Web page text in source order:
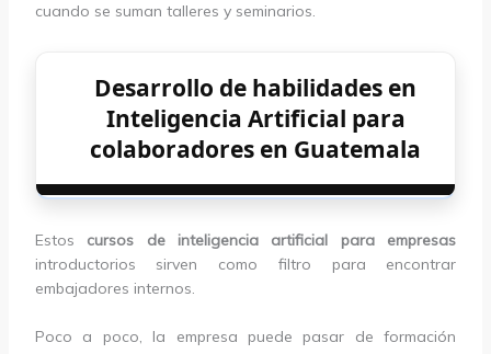
cuando se suman talleres y seminarios.
Desarrollo de habilidades en
Inteligencia Artificial para
colaboradores en Guatemala
Estos cursos de inteligencia artificial para empresas
introductorios sirven como filtro para encontrar
embajadores internos.
Poco a poco, la empresa puede pasar de formación